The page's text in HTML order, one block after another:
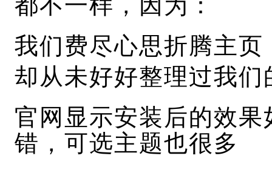
我们费尽心思折腾主页
却从未好好整理过我们
官网显示安装后的效
错，可选主题也很多